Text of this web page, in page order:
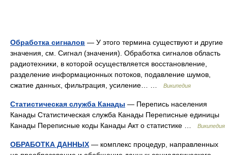
Обработка сигналов — У этого термина существуют и другие
значения, см. Сигнал (значения). Обработка сигналов область
радиотехники, в которой осуществляется восстановление,
разделение информационных потоков, подавление шумов,
сжатие данных, фильтрация, усиление… …
Википедия
Статистическая служба Канады — Перепись населения
Канады Статистическая служба Канады Переписные единицы
Канады Переписные коды Канады Акт о статистике …
Википедия
ОБРАБОТКА ДАННЫХ — комплекс процедур, направленных